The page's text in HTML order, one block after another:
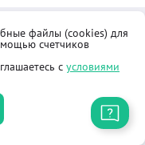
товаров
файлы (cookies) для
счетчиков
с условиями